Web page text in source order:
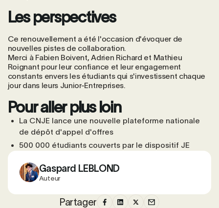
Les perspectives
Ce renouvellement a été l'occasion d'évoquer de
nouvelles pistes de collaboration.
Merci à Fabien Boivent, Adrien Richard et Mathieu
Roignant pour leur confiance et leur engagement
constants envers les étudiants qui s'investissent chaque
jour dans leurs Junior-Entreprises.
Pour aller plus loin
La CNJE lance une nouvelle plateforme nationale
de dépôt d'appel d'offres
500 000 étudiants couverts par le dispositif JE
Gaspard LEBLOND
Auteur
Partager